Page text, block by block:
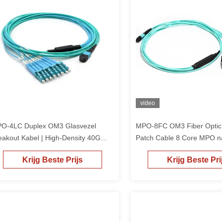
4LC Duplex OM3 Glasvezel
Kabel | High-Density 40G
10G Datacenter Jumper
Krijg Beste Prijs
video
MPO-8FC OM3 Fiber
Patch Cable 8 Core MPO
Breakout
Krijg Beste